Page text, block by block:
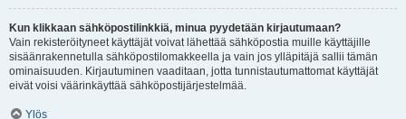
Kun klikkaan sähköpostilinkkiä, minua pyydetään kirjautumaan?
Vain rekisteröityneet käyttäjät voivat lähettää sähköpostia muille käyttäjille
sisäänrakennetulla sähköpostilomakkeella ja vain jos ylläpitäjä sallii tämän
ominaisuuden. Kirjautuminen vaaditaan, jotta tunnistautumattomat käyttäjät
eivät voisi väärinkäyttää sähköpostijärjestelmää.
Ylös